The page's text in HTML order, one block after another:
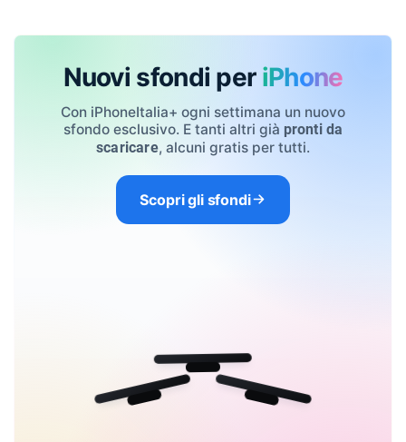
Nuovi sfondi per iPhone
Con iPhoneItalia+ ogni settimana un nuovo
sfondo esclusivo. E tanti altri già pronti da
scaricare, alcuni gratis per tutti.
Scopri gli sfondi